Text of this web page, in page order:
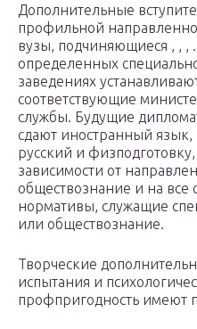
Дополнительные
профильной
вузы, подчиняющиеся , , ,
определенных
заведениях
соответствующие
службы. Будущие
сдают иностранный язык,
русский и
зависимости от
обществознание и на все
нормативы, служащие
или обществознание.
Творческие
испытания и
профпригодность имеют